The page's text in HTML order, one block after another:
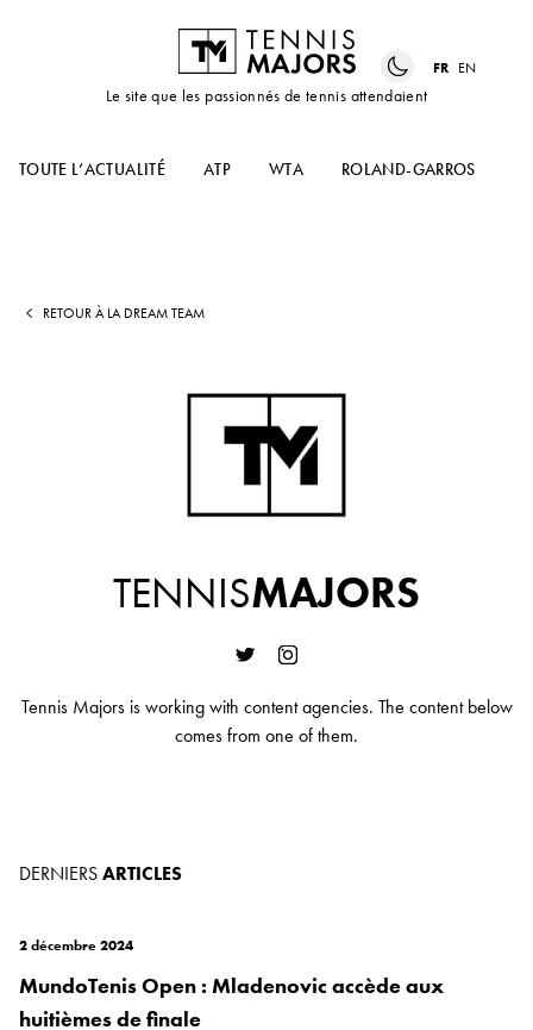
Le site que les passionnés de tennis attendaient
FR EN
TOUTE L’ACTUALITÉ ATP WTA ROLAND-GARROS
RETOUR À LA DREAM TEAM
TENNISMAJORS
Tennis Majors is working with content agencies. The content below
comes from one of them.
DERNIERSARTICLES
2 décembre 2024
MundoTenis Open : Mladenovic accède aux
huitièmes de finale